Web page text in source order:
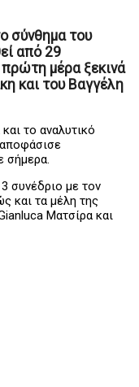
σύνθημα του
από 29
μέρα ξεκινά
και του Βαγγέλη
το αναλυτικό
σήμερα.
συνέδριο με τον
και τα μέλη της
Ματσίρα και